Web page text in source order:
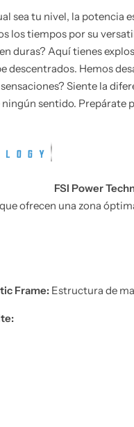
sea tu nivel, la
los tiempos por su
duras? Aquí tienes
Hemos
Siente la
sentido. Prepárate
FSI Power
ofrecen una zona
Frame: Estructura de